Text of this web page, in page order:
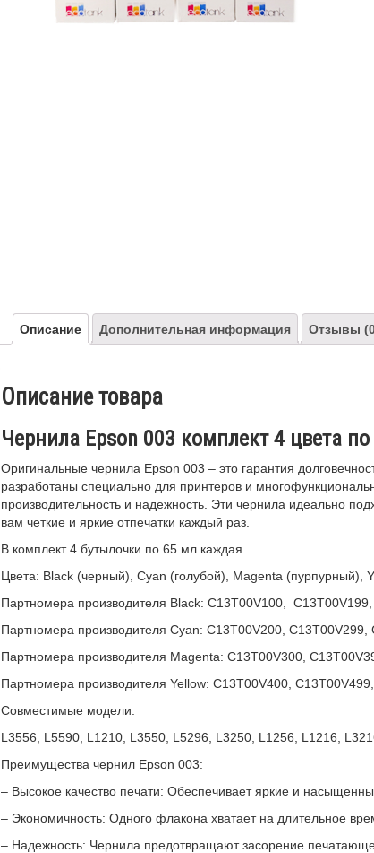
Описание Дополнительная информация Отзывы
Описание товара
Чернила Epson 003 комплект 4 цвета
Оригинальные чернила Epson 003 – это гарантия
разработаны специально для принтеров и
производительность и надежность. Эти чернила идеально
вам четкие и яркие отпечатки каждый раз.
В комплект 4 бутылочки по 65 мл каждая
Цвета: Black (черный), Cyan (голубой), Magenta (пурпурный),
Партномера производителя Black: C13T00V100,
Партномера производителя Cyan: C13T00V200, C13T00V299,
Партномера производителя Magenta: C13T00V300,
Партномера производителя Yellow: C13T00V400,
Совместимые модели:
L3556, L5590, L1210, L3550, L5296, L3250, L1256, L1216,
Преимущества чернил Epson 003:
– Высокое качество печати: Обеспечивает яркие и
– Экономичность: Одного флакона хватает на длительное
– Надежность: Чернила предотвращают засорение